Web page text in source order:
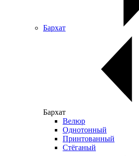
Бархат
Бархат
Велюр
Однотонный
Принтованный
Стёганый